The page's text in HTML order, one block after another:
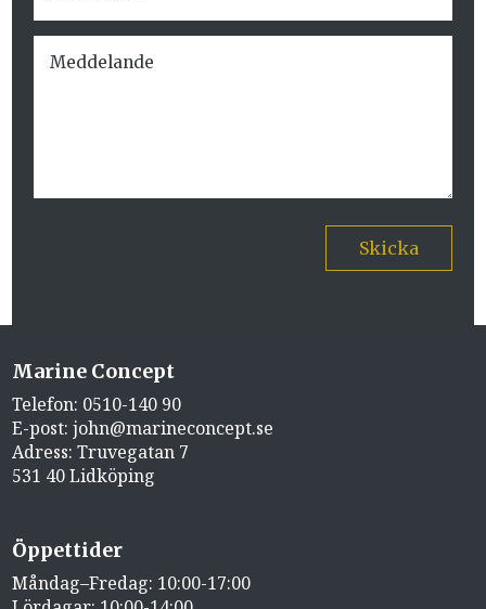
Skicka
Marine Concept
Telefon: 0510-140 90
E-post:john@marineconcept.se
Adress: Truvegatan 7
531 40 Lidköping
Öppettider
Måndag–Fredag: 10:00-17:00